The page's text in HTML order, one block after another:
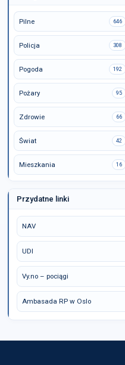
Pilne 646
Policja 308
Pogoda 192
Pożary 95
Zdrowie 66
Świat 42
Mieszkania 16
Przydatne linki
NAV
UDI
Vy.no – pociągi
Ambasada RP w Oslo